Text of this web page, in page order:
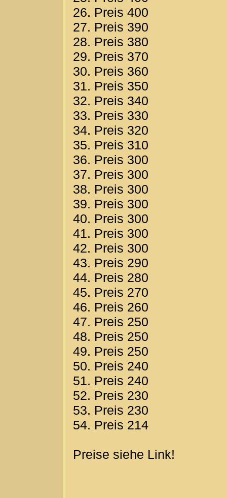
26. Preis 400
27. Preis 390
28. Preis 380
29. Preis 370
30. Preis 360
31. Preis 350
32. Preis 340
33. Preis 330
34. Preis 320
35. Preis 310
36. Preis 300
37. Preis 300
38. Preis 300
39. Preis 300
40. Preis 300
41. Preis 300
42. Preis 300
43. Preis 290
44. Preis 280
45. Preis 270
46. Preis 260
47. Preis 250
48. Preis 250
49. Preis 250
50. Preis 240
51. Preis 240
52. Preis 230
53. Preis 230
54. Preis 214
Preise siehe Link!